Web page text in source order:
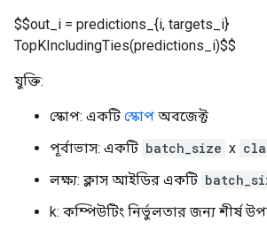
$$out_i = predictions_{i, targets_i}
TopKIncludingTies(predictions_i)$$
যুক্তি:
স্কোপ: একটি স্কোপ অবজেক্ট
পূর্বাভাস: একটি batch_size x
লক্ষ্য: ক্লাস আইডির একটি
k: কম্পিউটিং নির্ভুলতার জন্য শীর্ষ